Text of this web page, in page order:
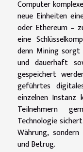
Computer
neue Einheiten
oder Ethereum –
eine
denn Mining
und dauerhaft
gespeichert
geführtes
einzelnen Instanz
Teilnehmern
Technologie
Währung,
und Betrug.